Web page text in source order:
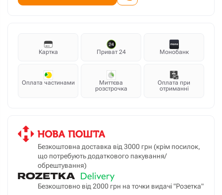
Картка Приват 24 Монобанк
Оплата частинами
Миттєва
розстрочка
Оплата при
отриманні
Безкоштовна доставка від 3000 грн (крім посилок,
що потребують додаткового пакування/
обрештування)
Безкоштовно від 2000 грн на точки видачі "Розетка"